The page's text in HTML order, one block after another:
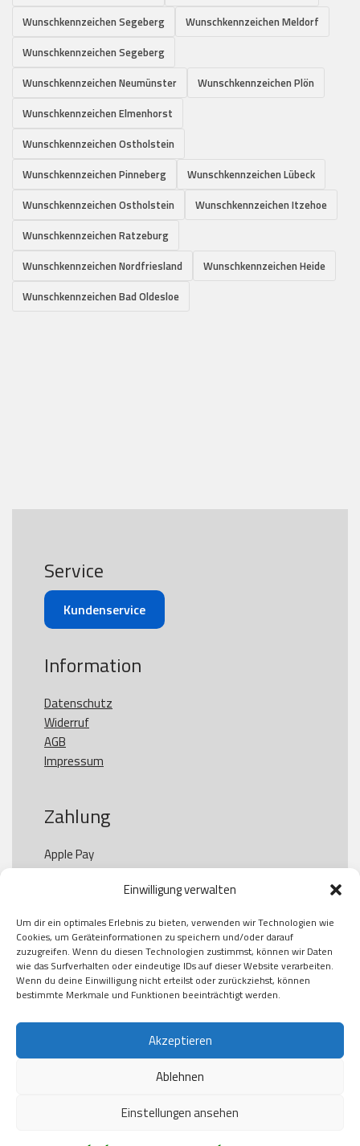
Einwilligung verwalten
Um dir ein optimales Erlebnis zu bieten, verwenden wir Technologien wie
Cookies, um Geräteinformationen zu speichern und/oder darauf
zuzugreifen. Wenn du diesen Technologien zustimmst, können wir Daten
wie das Surfverhalten oder eindeutige IDs auf dieser Website verarbeiten.
Wenn du deine Einwilligung nicht erteilst oder zurückziehst, können
bestimmte Merkmale und Funktionen beeinträchtigt werden.
Akzeptieren
Ablehnen
Einstellungen ansehen
Wunschkennzeichen Segeberg
Wunschkennzeichen Meldorf
Wunschkennzeichen Segeberg
Wunschkennzeichen Neumünster
Wunschkennzeichen Plön
Wunschkennzeichen Elmenhorst
Wunschkennzeichen Ostholstein
Wunschkennzeichen Pinneberg
Wunschkennzeichen Lübeck
Wunschkennzeichen Ostholstein
Wunschkennzeichen Itzehoe
Wunschkennzeichen Ratzeburg
Wunschkennzeichen Nordfriesland
Wunschkennzeichen Heide
Wunschkennzeichen Bad Oldesloe
Service
Kundenservice
Information
Datenschutz
Widerruf
AGB
Impressum
Zahlung
Apple Pay
Paypal
Kauf auf Rechung
Klarna
American Express